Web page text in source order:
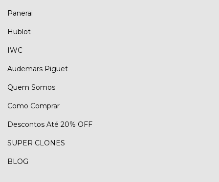
Panerai
Hublot
IWC
Audemars Piguet
Quem Somos
Como Comprar
Descontos Até 20% OFF
SUPER CLONES
BLOG